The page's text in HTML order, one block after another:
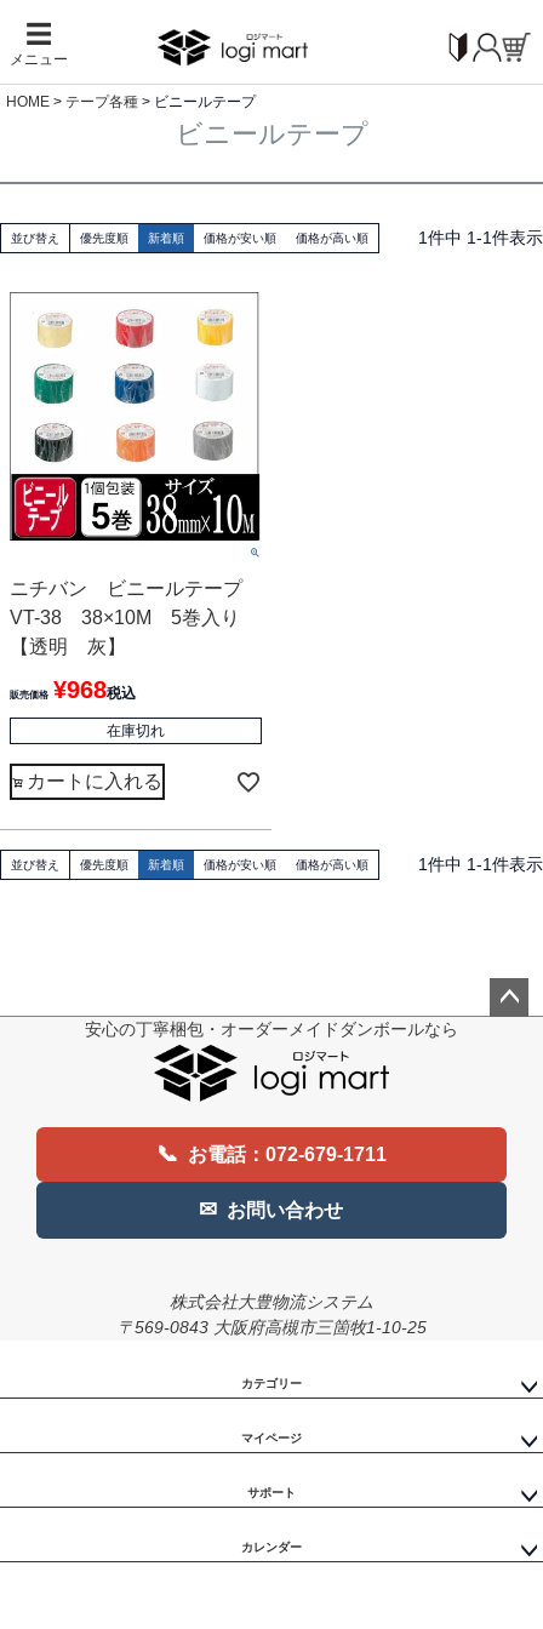
☰
メニュー
HOME テープ各種 ビニールテープ
ビニールテープ
並び替え 優先度順 新着順 価格が安い順 価格が高い順 1件中 1-1件表示
ニチバン ビニールテープ
VT-38 38×10M 5巻入り
【透明 灰】
販売価格 ¥968税込
在庫切れ
カートに入れる
並び替え 優先度順 新着順 価格が安い順 価格が高い順 1件中 1-1件表示
安心の丁寧梱包・オーダーメイドダンボールなら
📞 お電話：072-679-1711
✉ お問い合わせ
株式会社大豊物流システム
〒569-0843 大阪府高槻市三箇牧1-10-25
カテゴリー
マイページ
サポート
カレンダー